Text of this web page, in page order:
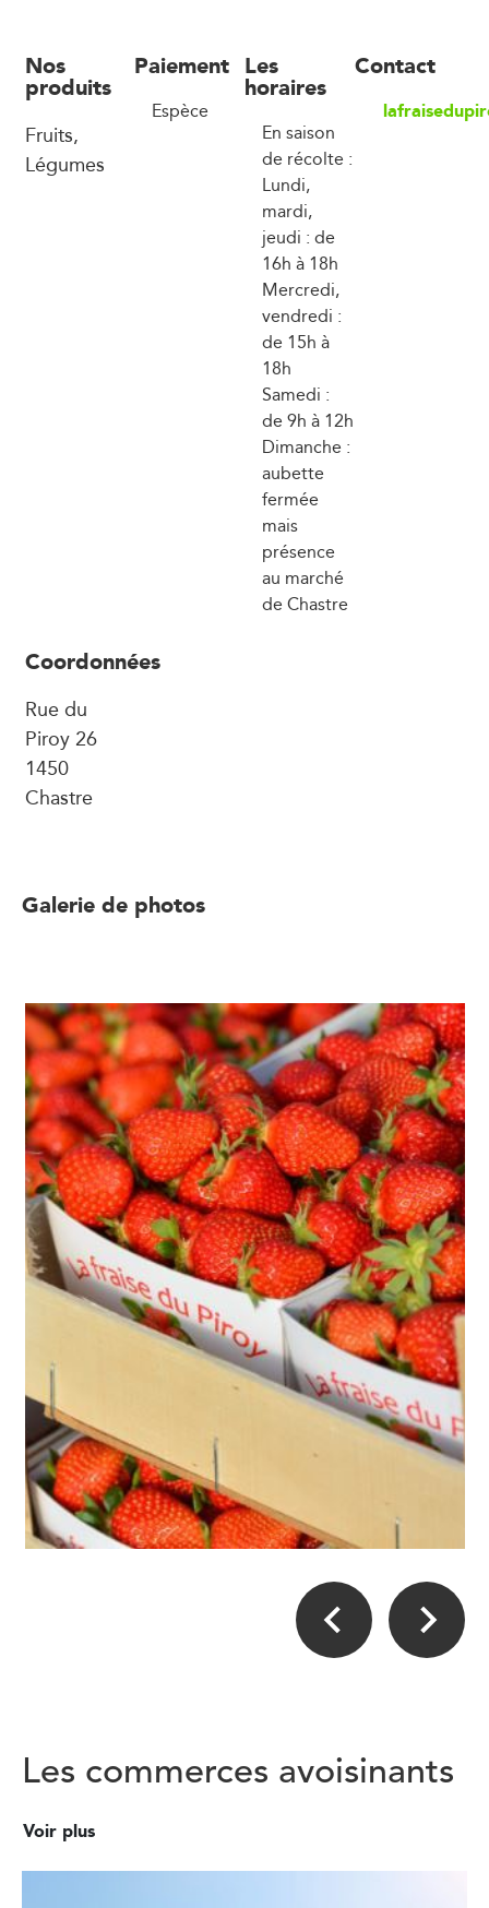
Nos
produits
Fruits,
Légumes
Paiement
Espèce
Les
horaires
En saison
de récolte :
Lundi,
mardi,
jeudi : de
16h à 18h
Mercredi,
vendredi :
de 15h à
18h
Samedi :
de 9h à 12h
Dimanche :
aubette
fermée
mais
présence
au marché
de Chastre
Contact
Coordonnées
Rue du
Piroy 26
1450
Chastre
Galerie de photos
Les commerces avoisinants
Voir plus